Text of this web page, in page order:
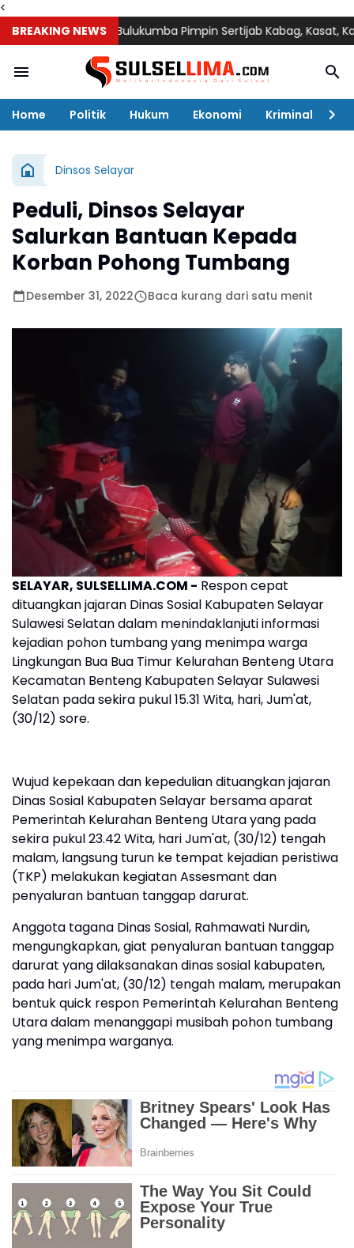
<
BREAKING NEWS
Kapolres Bulukumba Pimpin Sertijab Kabag, Kasat,
Home Politik Hukum Ekonomi Kriminal
Dinsos Selayar
Peduli, Dinsos Selayar
Salurkan Bantuan Kepada
Korban Pohong Tumbang
Desember 31, 2022 Baca kurang dari satu menit
SELAYAR, SULSELLIMA.COM - Respon cepat
dituangkan jajaran Dinas Sosial Kabupaten Selayar
Sulawesi Selatan dalam menindaklanjuti informasi
kejadian pohon tumbang yang menimpa warga
Lingkungan Bua Bua Timur Kelurahan Benteng Utara
Kecamatan Benteng Kabupaten Selayar Sulawesi
Selatan pada sekira pukul 15.31 Wita, hari, Jum'at,
(30/12) sore.
Wujud kepekaan dan kepedulian dituangkan jajaran
Dinas Sosial Kabupaten Selayar bersama aparat
Pemerintah Kelurahan Benteng Utara yang pada
sekira pukul 23.42 Wita, hari Jum'at, (30/12) tengah
malam, langsung turun ke tempat kejadian peristiwa
(TKP) melakukan kegiatan Assesmant dan
penyaluran bantuan tanggap darurat.
Anggota tagana Dinas Sosial, Rahmawati Nurdin,
mengungkapkan, giat penyaluran bantuan tanggap
darurat yang dilaksanakan dinas sosial kabupaten,
pada hari Jum'at, (30/12) tengah malam, merupakan
bentuk quick respon Pemerintah Kelurahan Benteng
Utara dalam menanggapi musibah pohon tumbang
yang menimpa warganya.